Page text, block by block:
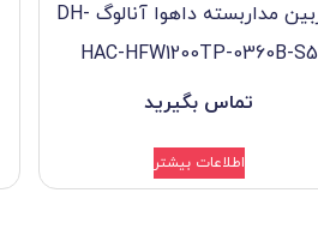
دوربین مداربسته داهوا آنالوگ DH-
HAC-HFW1200TP-0360B-S5
تماس بگیرید
اطلاعات بیشتر